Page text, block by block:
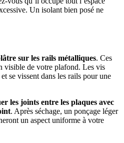
Un isolant bien posé ne
sur les rails métalliques. Ces
visible de votre plafond. Les vis
se vissent dans les rails pour une
les joints entre les plaques avec
. Après séchage, un ponçage léger
un aspect uniforme à votre